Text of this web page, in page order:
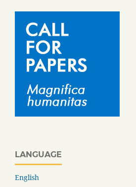
LANGUAGE
English